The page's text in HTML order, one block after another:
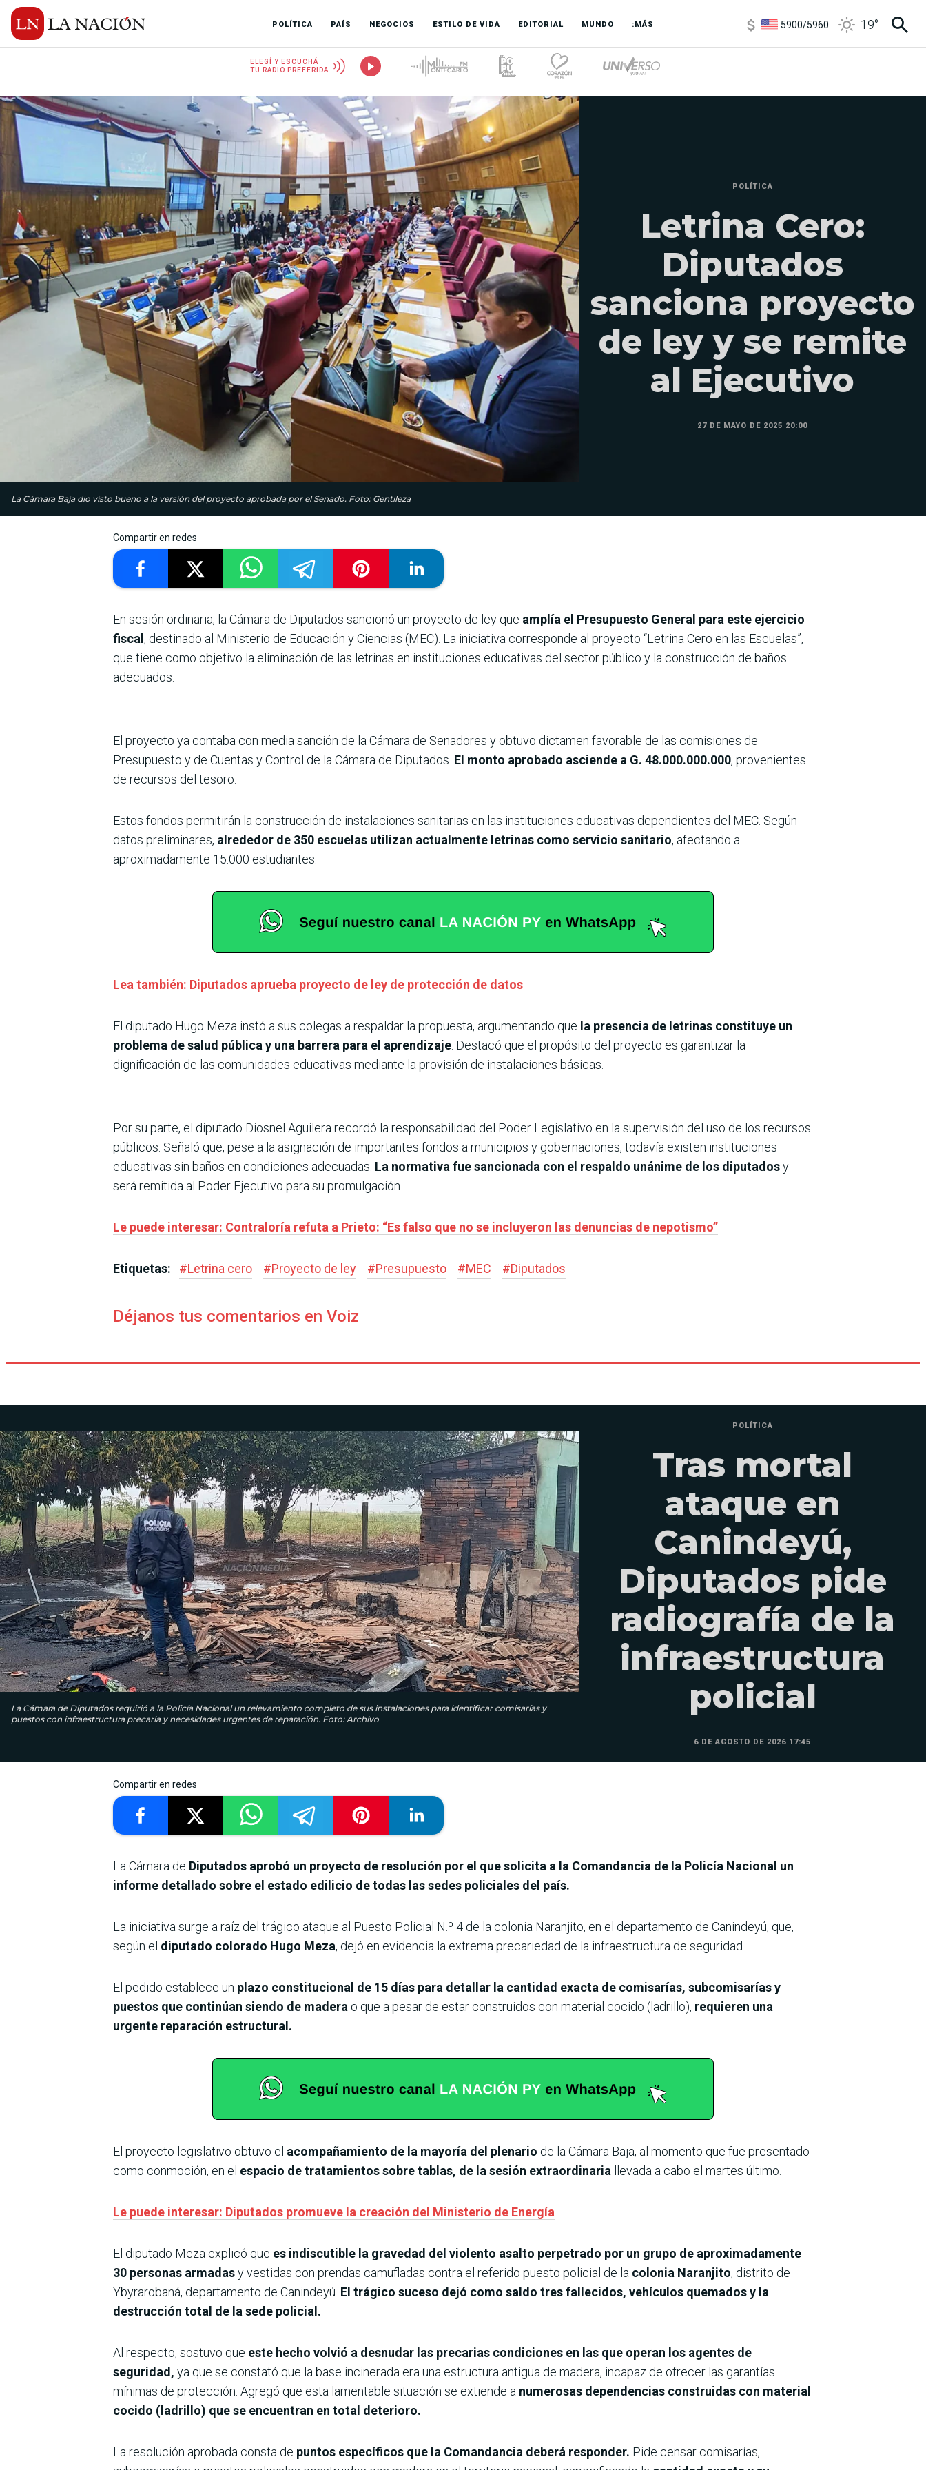
POLÍTICA PAÍS NEGOCIOS ESTILO DE VIDA EDITORIAL MUNDO :MÁS
1100/1160 19°
ELEGÍ Y ESCUCHÁ
TU RADIO PREFERIDA
La Cámara Baja dio visto bueno a la versión del proyecto aprobada por el Senado. Foto: Gentileza
POLÍTICA
Letrina Cero:
Diputados
sanciona proyecto
de ley y se remite
al Ejecutivo
27 DE MAYO DE 2025 20:00
Compartir en redes
En sesión ordinaria, la Cámara de Diputados sancionó un proyecto de ley que amplía el Presupuesto General para este ejercicio
fiscal , destinado al Ministerio de Educación y Ciencias (MEC). La iniciativa corresponde al proyecto “Letrina Cero en las Escuelas”,
que tiene como objetivo la eliminación de las letrinas en instituciones educativas del sector público y la construcción de baños
adecuados.
El proyecto ya contaba con media sanción de la Cámara de Senadores y obtuvo dictamen favorable de las comisiones de
Presupuesto y de Cuentas y Control de la Cámara de Diputados. El monto aprobado asciende a G. 48.000.000.000, provenientes
de recursos del tesoro.
Estos fondos permitirán la construcción de instalaciones sanitarias en las instituciones educativas dependientes del MEC. Según
datos preliminares, alrededor de 350 escuelas utilizan actualmente letrinas como servicio sanitario, afectando a
aproximadamente 15.000 estudiantes.
Lea también: Diputados aprueba proyecto de ley de protección de datos
El diputado Hugo Meza instó a sus colegas a respaldar la propuesta, argumentando que la presencia de letrinas constituye un
problema de salud pública y una barrera para el aprendizaje. Destacó que el propósito del proyecto es garantizar la
dignificación de las comunidades educativas mediante la provisión de instalaciones básicas.
Por su parte, el diputado Diosnel Aguilera recordó la responsabilidad del Poder Legislativo en la supervisión del uso de los recursos
públicos. Señaló que, pese a la asignación de importantes fondos a municipios y gobernaciones, todavía existen instituciones
educativas sin baños en condiciones adecuadas. La normativa fue sancionada con el respaldo unánime de los diputadosy
será remitida al Poder Ejecutivo para su promulgación.
Le puede interesar: Contraloría refuta a Prieto: “Es falso que no se incluyeron las denuncias de nepotismo”
Etiquetas: #Letrina cero #Proyecto de ley #Presupuesto #MEC #Diputados
Déjanos tus comentarios en Voiz
La Cámara de Diputados requirió a la Policía Nacional un relevamiento completo de sus instalaciones para identificar comisarías y
puestos con infraestructura precaria y necesidades urgentes de reparación. Foto: Archivo
POLÍTICA
Tras mortal
ataque en
Canindeyú,
Diputados pide
radiografía de la
infraestructura
policial
6 DE AGOSTO DE 2026 17:45
Compartir en redes
La Cámara de Diputados aprobó un proyecto de resolución por el que solicita a la Comandancia de la Policía Nacional un
informe detallado sobre el estado edilicio de todas las sedes policiales del país.
La iniciativa surge a raíz del trágico ataque al Puesto Policial N.º 4 de la colonia Naranjito, en el departamento de Canindeyú, que,
según el diputado colorado Hugo Meza, dejó en evidencia la extrema precariedad de la infraestructura de seguridad.
El pedido establece un plazo constitucional de 15 días para detallar la cantidad exacta de comisarías, subcomisarías y
puestos que continúan siendo de madera o que a pesar de estar construidos con material cocido (ladrillo), requieren una
urgente reparación estructural.
El proyecto legislativo obtuvo el acompañamiento de la mayoría del plenario de la Cámara Baja, al momento que fue presentado
como conmoción, en el espacio de tratamientos sobre tablas, de la sesión extraordinaria llevada a cabo el martes último.
Le puede interesar: Diputados promueve la creación del Ministerio de Energía
El diputado Meza explicó que es indiscutible la gravedad del violento asalto perpetrado por un grupo de aproximadamente
30 personas armadasy vestidas con prendas camufladas contra el referido puesto policial de la colonia Naranjito, distrito de
Ybyrarobaná, departamento de Canindeyú. El trágico suceso dejó como saldo tres fallecidos, vehículos quemados y la
destrucción total de la sede policial.
Al respecto, sostuvo que este hecho volvió a desnudar las precarias condiciones en las que operan los agentes de
seguridad, ya que se constató que la base incinerada era una estructura antigua de madera, incapaz de ofrecer las garantías
mínimas de protección. Agregó que esta lamentable situación se extiende a numerosas dependencias construidas con material
cocido (ladrillo) que se encuentran en total deterioro.
La resolución aprobada consta de puntos específicos que la Comandancia deberá responder. Pide censar comisarías,